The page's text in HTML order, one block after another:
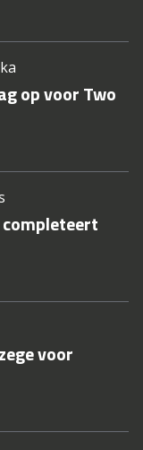
op voor Two
completeert
voor